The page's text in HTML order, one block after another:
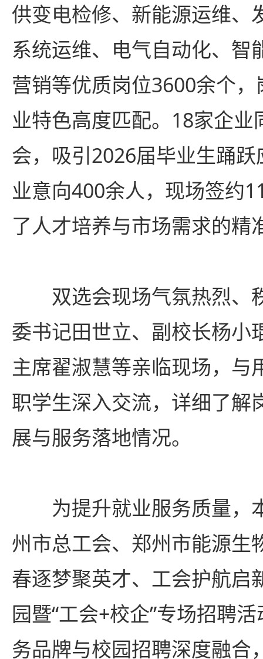
供变电检修、新能源运维、
系统运维、电气自动化、智
营销等优质岗位3600余个
业特色高度匹配。18家企业
会，吸引2026届毕业生踊
业意向400余人，现场签约
了人才培养与市场需求的精
双选会现场气氛热烈、
委书记田世立、副校长杨小
主席翟淑慧等亲临现场，与
职学生深入交流，详细了解
展与服务落地情况。
为提升就业服务质量，
州市总工会、郑州市能源生
春逐梦聚英才、工会护航启
园暨“工会+校企”专场招聘
务品牌与校园招聘深度融合